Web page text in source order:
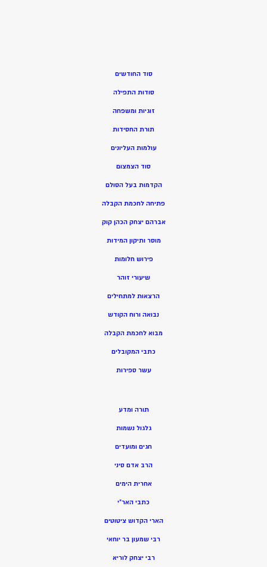
סוד החודשים
סודות התפילה
זוגיות ומשפחה
תורת החסידות
עולמות העליונים
סוד הצמצום
הקדמות בעל הסולם
פתיחה לחכמת הקבלה
אברהם יצחק הכהן קוק
מוסר ותיקון המידות
פירוש חלומות
שיעורי זוהר
הרצאות למתחילים
נבואה ורוח הקודש
מבוא לחכמת הקבלה
כתבי המקובלים
עשר ספירות
תורה ומדע
גלגול נשמות
חגים ומועדים
הרב אדם סיני
אחרית הימים
כתבי האר”י
הארי הקדוש ציטוטים
רבי שמעון בר יוחאי
רבי יצחק לוריא